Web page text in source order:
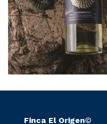
Finca El Origen©